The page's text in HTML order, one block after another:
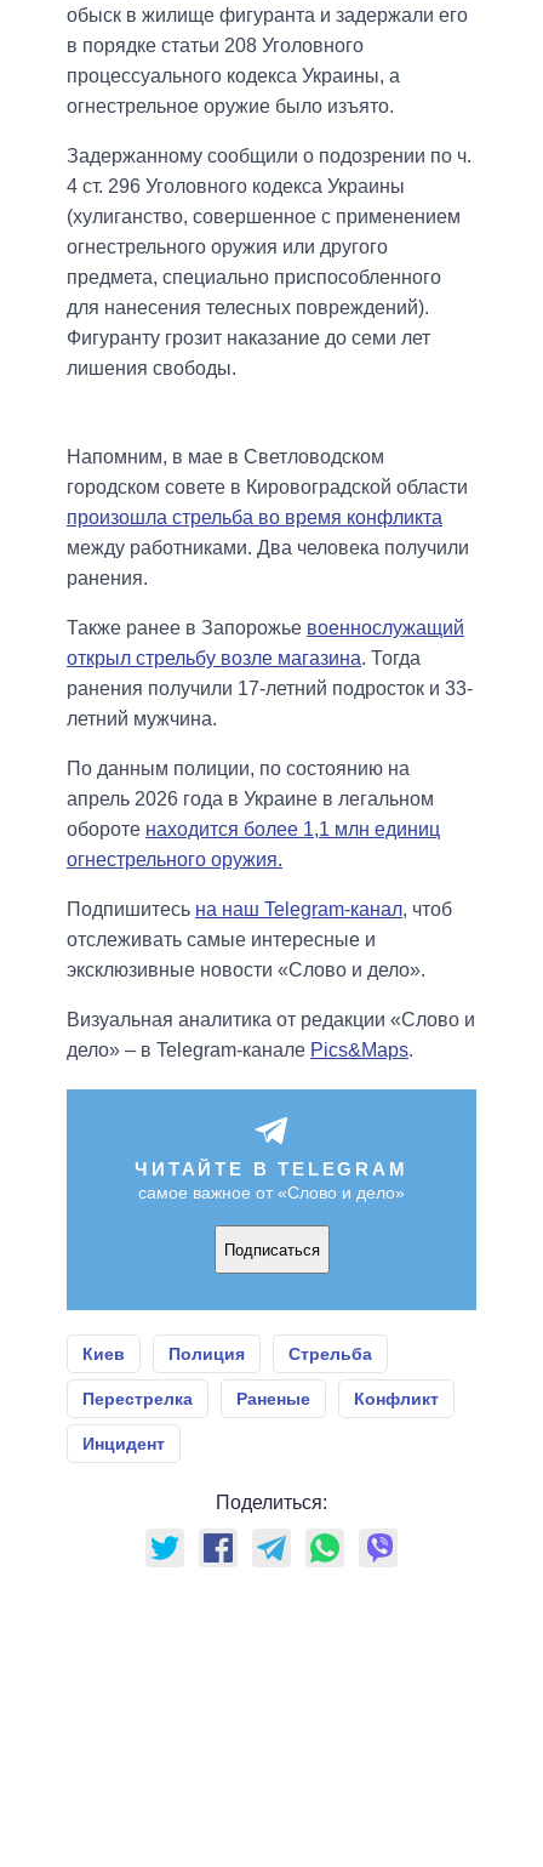
обыск в жилище фигуранта и задержали его
в порядке статьи 208 Уголовного
процессуального кодекса Украины, а
огнестрельное оружие было изъято.
Задержанному сообщили о подозрении по ч.
4 ст. 296 Уголовного кодекса Украины
(хулиганство, совершенное с применением
огнестрельного оружия или другого
предмета, специально приспособленного
для нанесения телесных повреждений).
Фигуранту грозит наказание до семи лет
лишения свободы.
Напомним, в мае в Светловодском
городском совете в Кировоградской области
произошла стрельба во время конфликта
между работниками. Два человека получили
ранения.
Также ранее в Запорожье военнослужащий
открыл стрельбу возле магазина. Тогда
ранения получили 17-летний подросток и 33-
летний мужчина.
По данным полиции, по состоянию на
апрель 2026 года в Украине в легальном
обороте находится более 1,1 млн единиц
огнестрельного оружия.
Подпишитесь на наш Telegram-канал, чтоб
отслеживать самые интересные и
эксклюзивные новости «Слово и дело».
Визуальная аналитика от редакции «Слово и
дело» – в Telegram-канале Pics&Maps.
ЧИТАЙТЕ В TELEGRAM
самое важное от «Слово и дело»
Подписаться
Киев Полиция Стрельба
Перестрелка Раненые Конфликт
Инцидент
Поделиться: